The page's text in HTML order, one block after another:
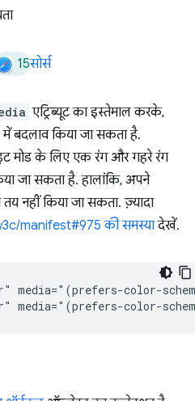
15सोर्स
एट्रिब्यूट का इस्तेमाल करके,
में बदलाव किया जा सकता है.
मोड के लिए एक रंग और गहरे रंग
जा सकता है. हालांकि, अपने
नहीं किया जा सकता. ज़्यादा
manifest#975 की समस्यादेखें.
media="(prefers-color-